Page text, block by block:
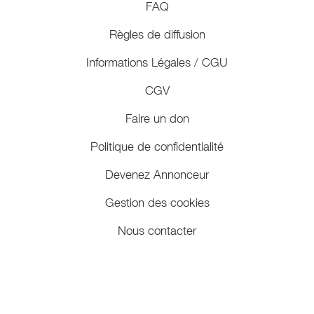
FAQ
Règles de diffusion
Informations Légales / CGU
CGV
Faire un don
Politique de confidentialité
Devenez Annonceur
Gestion des cookies
Nous contacter